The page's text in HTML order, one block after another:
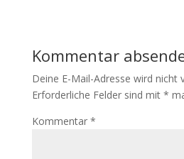
Kommentar
Deine E-Mail-Adresse wird nicht
Erforderliche Felder sind mit *
Kommentar *